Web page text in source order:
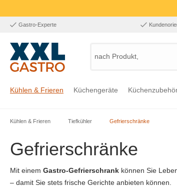
Gastro-Experte
nach Produkt, Art
Kühlen & Frieren Küchengeräte
Kühlen & Frieren Tiefkühler Gefrierschränke
Gefrierschränke
Mit einem Gastro-Gefrierschrank können Sie
– damit Sie stets frische Gerichte anbieten können.